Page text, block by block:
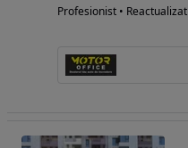
Profesionist • Reactualizat